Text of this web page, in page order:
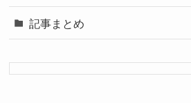
記事まとめ